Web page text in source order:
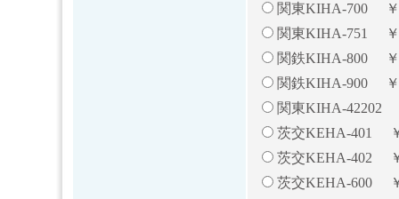
関東KIHA-700 ￥
関東KIHA-751 ￥
関鉄KIHA-800 ￥
関鉄KIHA-900 ￥
関東KIHA-
茨交KEHA-401
茨交KEHA-402
茨交KEHA-600